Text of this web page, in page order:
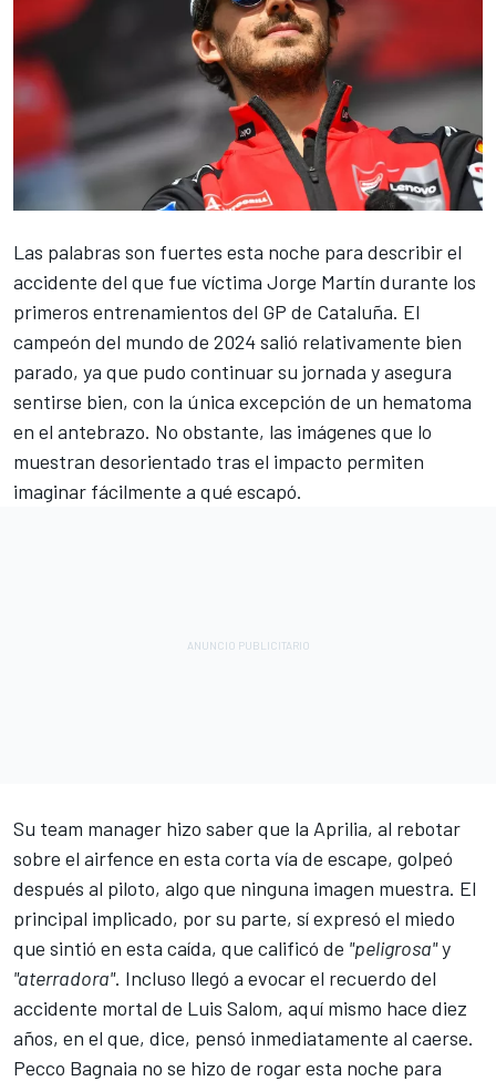
Las palabras son fuertes esta noche para describir el
accidente del que fue víctima Jorge Martín durante los
primeros entrenamientos del GP de Cataluña. El
campeón del mundo de 2024 salió relativamente bien
parado, ya que pudo continuar su jornada y asegura
sentirse bien, con la única excepción de un hematoma
en el antebrazo. No obstante, las imágenes que lo
muestran desorientado tras el impacto permiten
imaginar fácilmente a qué escapó.
Su team manager hizo saber que la Aprilia, al rebotar
sobre el airfence en esta corta vía de escape, golpeó
después al piloto, algo que ninguna imagen muestra. El
principal implicado, por su parte, sí expresó el miedo
que sintió en esta caída, que calificó de "peligrosa"y
"aterradora". Incluso llegó a evocar el recuerdo del
accidente mortal de Luis Salom, aquí mismo hace diez
años, en el que, dice, pensó inmediatamente al caerse.
Pecco Bagnaia no se hizo de rogar esta noche para